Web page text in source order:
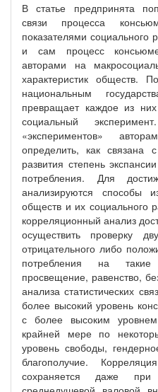
В статье предпринята
связи процесса
показателями социального
и сам процесс
авторами на
характеристик обществ.
национальным
превращает каждое из
социальный
«экспериментов»
определить, как связана
развития степень
потребления. Для
анализируются способы
обществ и их социального
корреляционный анализ
осуществить проверку
отрицательного либо
потребления на
просвещение, равенство,
анализа статистических
более высокий уровень
с более высоким
крайней мере по
уровень свободы,
благополучие.
сохраняется даже